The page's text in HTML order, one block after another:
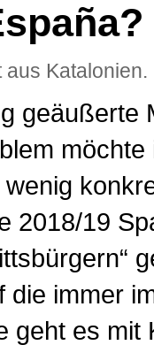
Katalonien.
geäußerte
möchte
2018/19
die immer
geht es mit